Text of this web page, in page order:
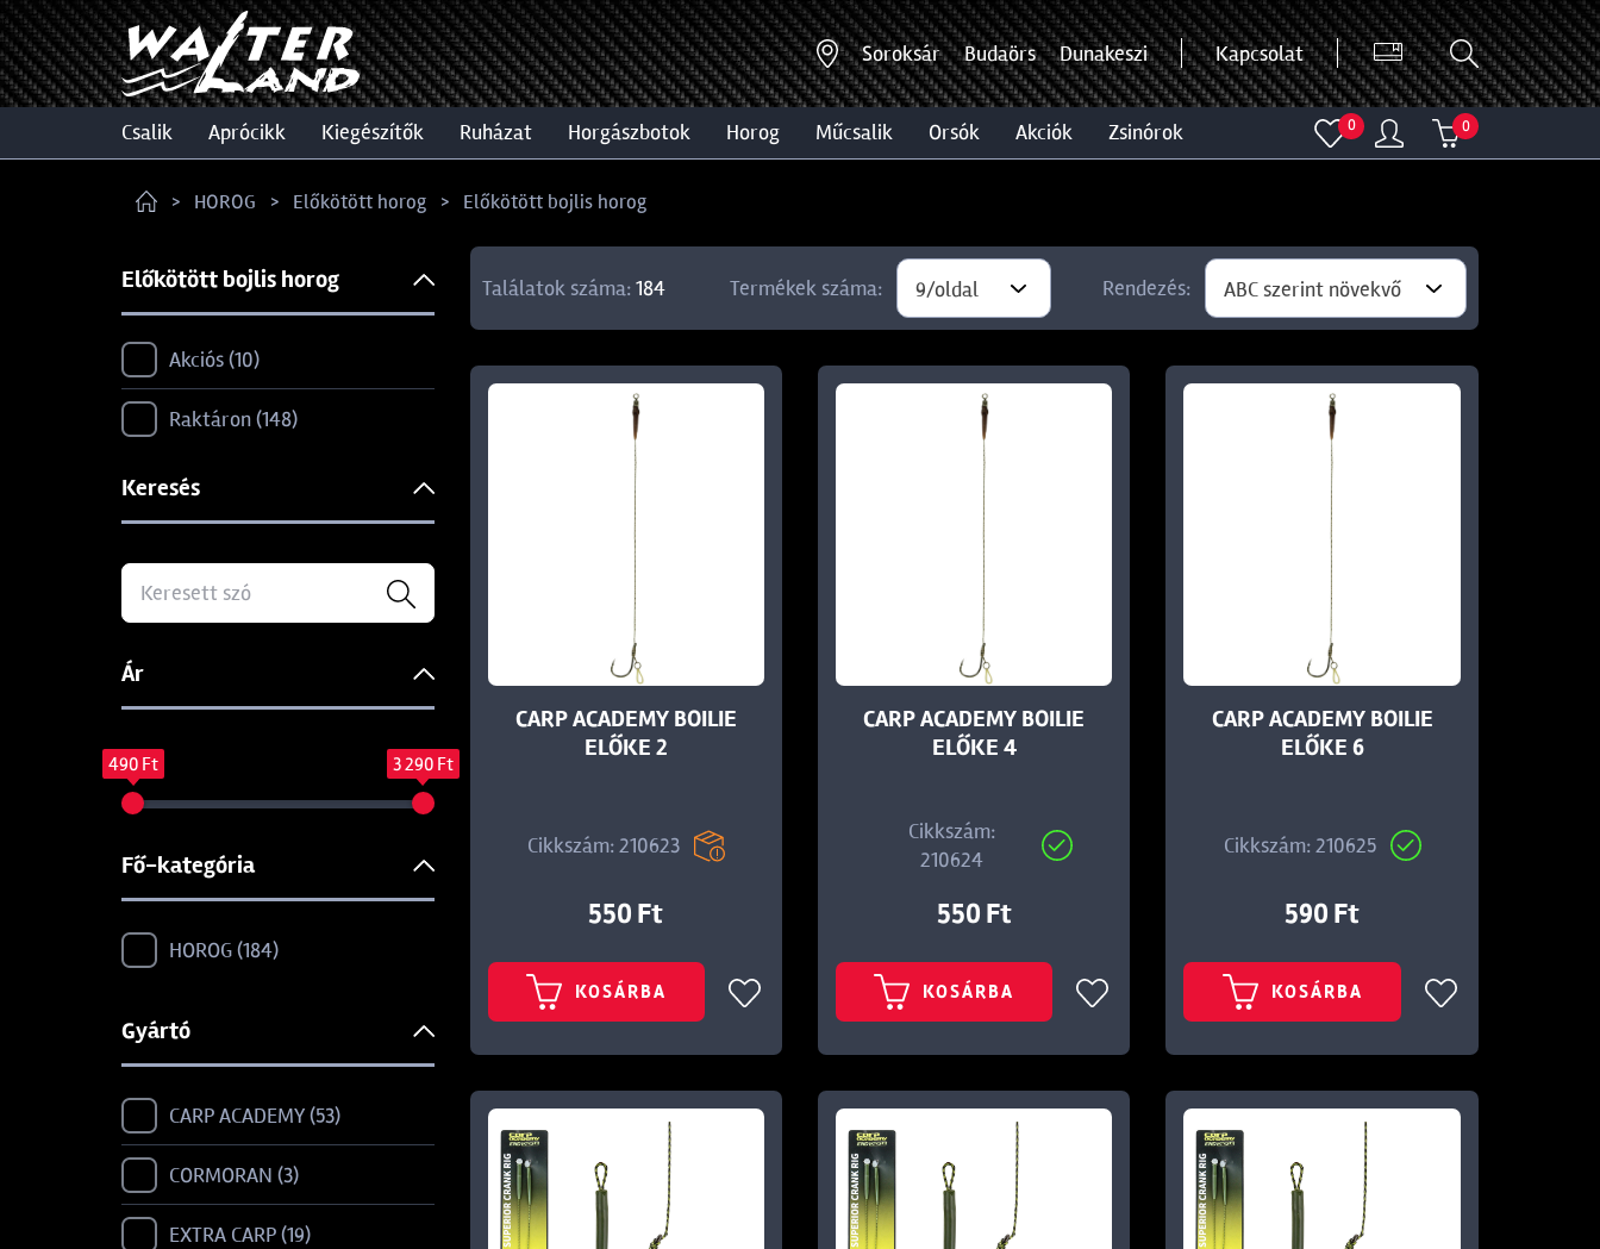
Soroksár Budaörs Dunakeszi Kapcsolat
csalik aprócikk kiegészítők ruházat horgászbotok horog műcsalik orsók akciók zsinórok 0 0
HOROG Előkötött horog Előkötött bojlis horog
Előkötött bojlis horog
Akciós 10
Raktáron 148
Keresés
Ár
490 Ft 3 290 Ft
Fő-kategória
HOROG 184
Gyártó
CARP ACADEMY 53
CORMORAN 3
EXTRA CARP 19
Találatok száma:184 Termékek száma: 9/oldal Rendezés: ABC szerint növekvő
CARP ACADEMY BOILIE
ELŐKE 2
Cikkszám: 210623
550 Ft
KOSÁRBA
CARP ACADEMY BOILIE
ELŐKE 4
Cikkszám:
210624
550 Ft
KOSÁRBA
CARP ACADEMY BOILIE
ELŐKE 6
Cikkszám: 210625
590 Ft
KOSÁRBA